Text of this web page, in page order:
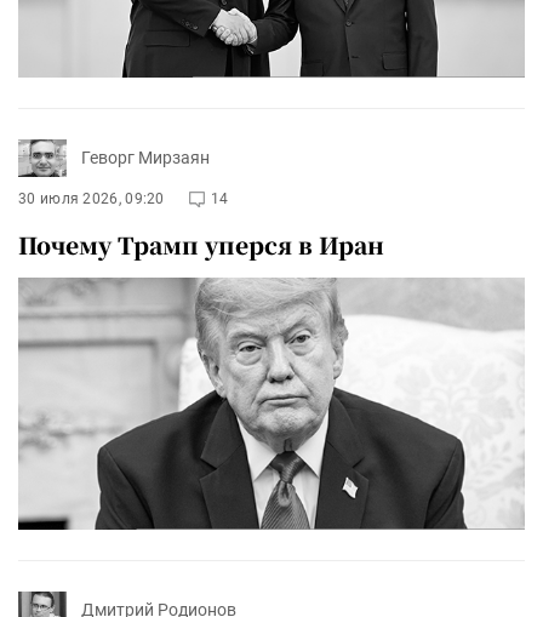
Геворг Мирзаян
30 июля 2026, 09:20 14
Почему Трамп уперся в Иран
Дмитрий Родионов